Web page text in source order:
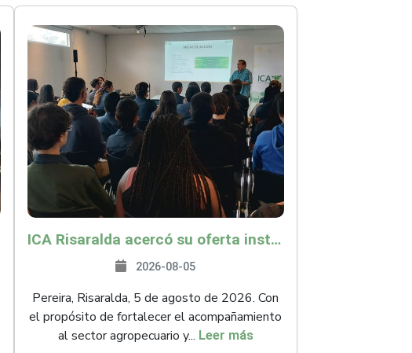
ICA Risaralda acercó su oferta institucional a productores y emprendedores en Expocamello
2026-08-05
Pereira, Risaralda, 5 de agosto de 2026. Con
el propósito de fortalecer el acompañamiento
al sector agropecuario y... Leer más